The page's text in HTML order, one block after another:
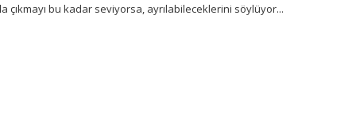
çıkmayı bu kadar seviyorsa, ayrılabileceklerini söylüyor...